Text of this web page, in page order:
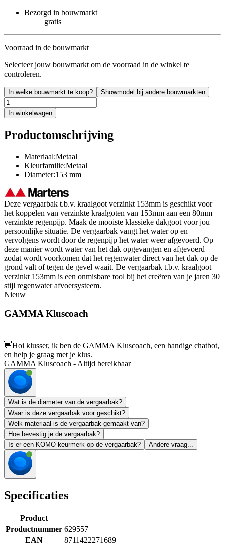
Bezorgd in bouwmarkt
gratis
Voorraad in de bouwmarkt
Selecteer jouw bouwmarkt om de voorraad in de winkel te
controleren.
In welke bouwmarkt te koop? Showmodel bij andere bouwmarkten
In winkelwagen
Productomschrijving
Materiaal:Metaal
Kleurfamilie:Metaal
Diameter:153 mm
Deze vergaarbak t.b.v. kraalgoot verzinkt 153mm is geschikt voor
het koppelen van verzinkte kraalgoten van 153mm aan een 80mm
verzinkte regenpijp. Maak de mooiste klassieke dakgoot voor jou
persoonlijke situatie. De vergaarbak vangt het water op en
vervolgens wordt door de regenpijp het water weer afgevoerd. Op
deze manier wordt water van het dak opgevangen en afgevoerd
zodat wordt voorkomen dat het regenwater direct van het dak op de
grond valt of tegen de gevel waait. De vergaarbak t.b.v. kraalgoot
verzinkt 153mm is een onmisbare tool bij het creëren van je jaren 30
stijl regenwater afvoersysteem.
Nieuw
GAMMA Kluscoach
👋Hoi klusser, ik ben de GAMMA Kluscoach, een handige chatbot,
en help je graag met je klus.
GAMMA Kluscoach - Altijd bereikbaar
Wat is de diameter van de vergaarbak?
Waar is deze vergaarbak voor geschikt?
Welk materiaal is de vergaarbak gemaakt van?
Hoe bevestig je de vergaarbak?
Is er een KOMO keurmerk op de vergaarbak?
Andere vraag...
Specificaties
Product
Productnummer 629557
EAN
8711422271689